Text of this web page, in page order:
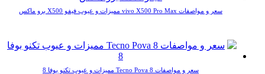
سعر و مواصفات vivo X500 Pro Max مميزات و عيوب فيفو X500 برو ماكس
سعر و مواصفات Tecno Pova 8 مميزات و عيوب تكنو بوفا 8